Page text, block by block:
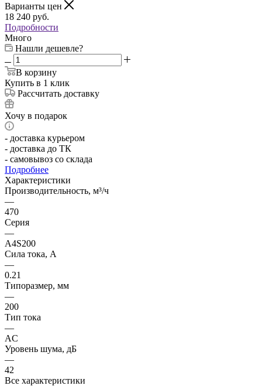
Варианты цен
18 240 руб.
Подробности
Много
Нашли дешевле?
В корзину
Купить в 1 клик
Рассчитать доставку
Хочу в подарок
- доставка курьером
- доставка до ТК
- самовывоз со склада
Подробнее
Характеристики
Производительность, м³/ч
—
470
Серия
—
A4S200
Сила тока, А
—
0.21
Типоразмер, мм
—
200
Тип тока
—
AC
Уровень шума, дБ
—
42
Все характеристики